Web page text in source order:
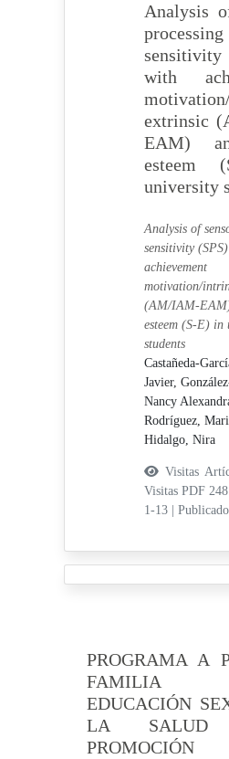
Analysis
processing
with
extrinsic
EAM)
esteem
university
Analysis of
sensitivity
achievement
motivation/
(AM/IAM-
esteem (S-E) in
students
Castañeda-
Javier,
Nancy
Rodríguez,
Hidalgo, Nira
Visitas
Visitas PDF 248
1-13
PROGRAMA A
FAMILIA
EDUCACIÓN
LA